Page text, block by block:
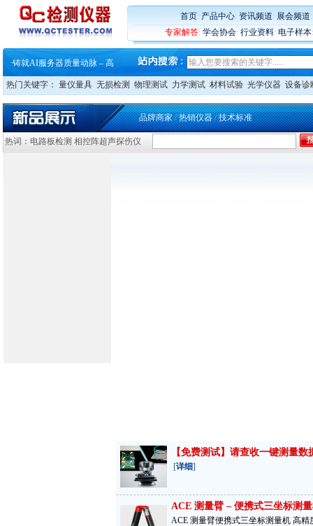
首页: 产品中心: 资讯频道: 展会频道
专家解答: 学会协会: 行业资料: 电子样本
ZEISS BOSELLO ADR 让内部缺
蔡司和亿纬锂能达成战略合作
大牌云集 买家升级 ——26
·蔡司软件 | 高效变形分析能
·铸就AI服务器质量动脉 – 高
·铸就AI服务器质量动脉 – 高
·ZEISS BOSELLO ADR 让内部缺
·大牌云集 买家升级 ——26
热门关键字： 量仪量具 无损检测 物理测试 力学测试 材料试验 光学仪器 设备诊
品牌商家/热销仪器/技术标准
热词：电路板检测 相控阵超声探伤仪
【免费测试】请查收一键测量
[详细]
ACE 测量臂 – 便携式三坐标测
ACE 测量臂便携式三坐标测量机 高